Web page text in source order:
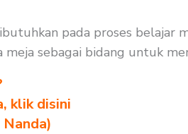
pada proses belajar
sebagai bidang untuk
klik disini